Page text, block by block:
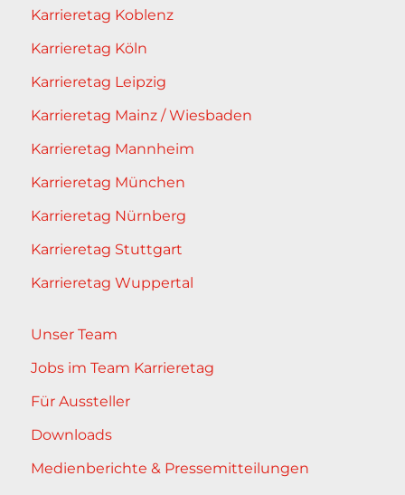
Karrieretag Koblenz
Karrieretag Köln
Karrieretag Leipzig
Karrieretag Mainz / Wiesbaden
Karrieretag Mannheim
Karrieretag München
Karrieretag Nürnberg
Karrieretag Stuttgart
Karrieretag Wuppertal
Unser Team
Jobs im Team Karrieretag
Für Aussteller
Downloads
Medienberichte & Pressemitteilungen